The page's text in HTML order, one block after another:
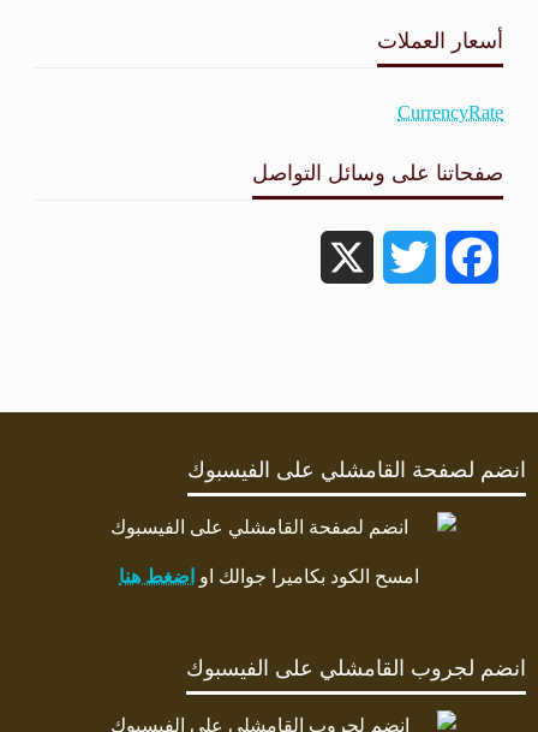
أسعار العملات
CurrencyRate
صفحاتنا على وسائل التواصل
Facebook
Twitter
انضم لصفحة القامشلي على الفيسبوك
امسح الكود بكاميرا جوالك او اضغط هنا
انضم لجروب القامشلي على الفيسبوك